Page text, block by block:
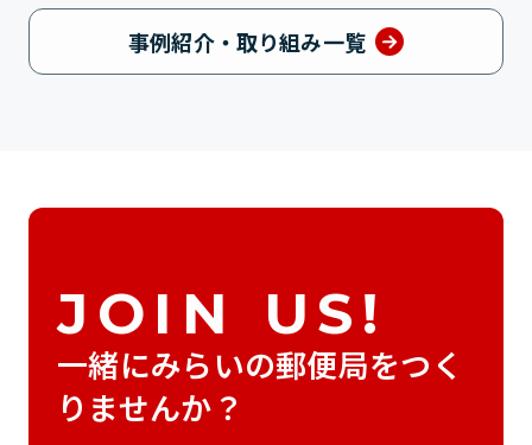
事例紹介・取り組み一覧
JOIN US!
一緒にみらいの郵便局をつく
りませんか？